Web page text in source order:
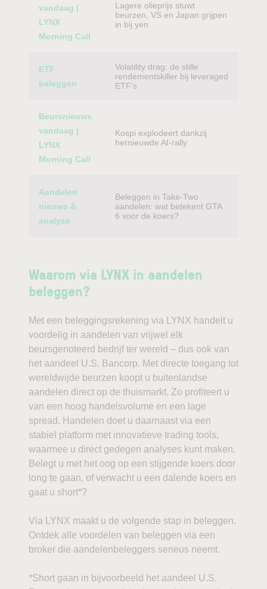
vandaag |
LYNX
Morning Call
Lagere olieprijs stuwt
beurzen, VS en Japan grijpen
in bij yen
ETF
beleggen
Volatility drag: de stille
rendementskiller bij leveraged
ETF’s
Beursnieuws
vandaag |
LYNX
Morning Call
Kospi explodeert dankzij
hernieuwde AI-rally
Aandelen
nieuws &
analyse
Beleggen in Take-Two
aandelen: wat betekent GTA
6 voor de koers?
Waarom via LYNX in aandelen
beleggen?
Met een beleggingsrekening via LYNX handelt u
voordelig in aandelen van vrijwel elk
beursgenoteerd bedrijf ter wereld – dus ook van
het aandeel U.S. Bancorp. Met directe toegang tot
wereldwijde beurzen koopt u buitenlandse
aandelen direct op de thuismarkt. Zo profiteert u
van een hoog handelsvolume en een lage
spread. Handelen doet u daarnaast via een
stabiel platform met innovatieve trading tools,
waarmee u direct gedegen analyses kunt maken.
Belegt u met het oog op een stijgende koers door
long te gaan, of verwacht u een dalende koers en
gaat u short*?
Via LYNX maakt u de volgende stap in beleggen.
Ontdek alle voordelen van beleggen via een
broker die aandelenbeleggers serieus neemt.
*Short gaan in bijvoorbeeld het aandeel U.S.